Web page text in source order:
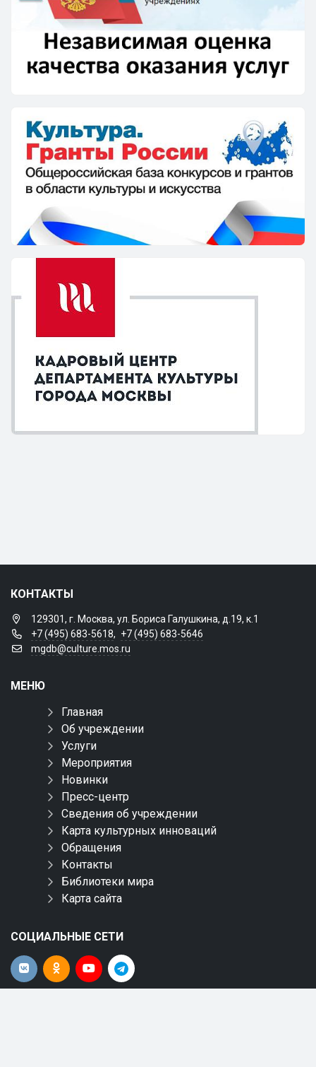
КОНТАКТЫ
129301, г. Москва, ул. Бориса Галушкина, д.19, к.1
+7 (495) 683-5618, +7 (495) 683-5646
mgdb@culture.mos.ru
МЕНЮ
Главная
Об учреждении
Услуги
Мероприятия
Новинки
Пресс-центр
Сведения об учреждении
Карта культурных инноваций
Обращения
Контакты
Библиотеки мира
Карта сайта
СОЦИАЛЬНЫЕ СЕТИ